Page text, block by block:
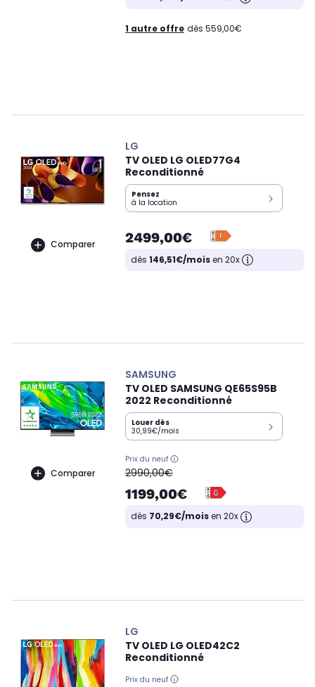
1 autre offre dès 559,00€
Comparer
LG
TV OLED LG OLED77G4
Reconditionné
Pensez
à la location
2499,00€
dès 146,51€/moisen 20x
Comparer
SAMSUNG
TV OLED SAMSUNG QE65S95B
2022 Reconditionné
Louer dès
30,99€/mois
Prix du neuf
oldPrice
2990,00€
1199,00€
dès 70,29€/moisen 20x
LG
TV OLED LG OLED42C2
Reconditionné
Prix du neuf